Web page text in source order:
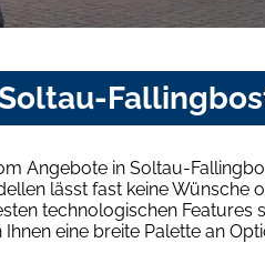
Angebote in Soltau-
lässt fast keine Wünsche
technologischen
eine breite Palette an